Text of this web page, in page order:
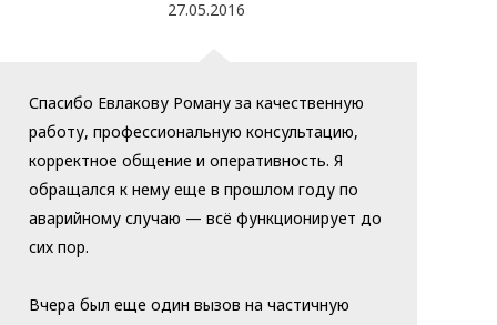
27.05.2016
Спасибо Евлакову Роману за качественную
работу, профессиональную консультацию,
корректное общение и оперативность. Я
обращался к нему еще в прошлом году по
аварийному случаю — всё функционирует до
сих пор.
Вчера был еще один вызов на частичную